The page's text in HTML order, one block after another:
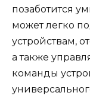
позаботится
может легко
устройствам,
а также
команды